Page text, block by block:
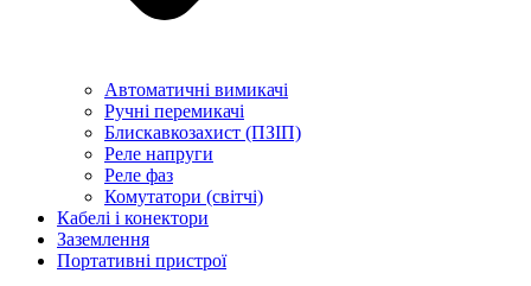
Автоматичні вимикачі
Ручні перемикачі
Блискавкозахист (ПЗІП)
Реле напруги
Реле фаз
Комутатори (світчі)
Кабелі і конектори
Заземлення
Портативні пристрої